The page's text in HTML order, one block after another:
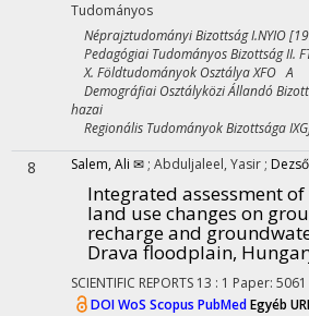
Tudományos
Néprajztudományi Bizottság I.NYIO
Pedagógiai Tudományos Bizottság II.
X. Földtudományok Osztálya XFO A
Demográfiai Osztályközi Állandó
hazai
Regionális Tudományok Bizottsága
8 Salem, Ali ✉ ; Abduljaleel, Yasir ;
Integrated assessment
land use changes on
recharge and
Drava floodplain,
SCIENTIFIC REPORTS 13 : 1 Paper:
DOIWoS Scopus PubMedEgyéb